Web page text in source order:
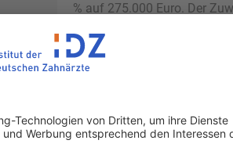
% auf 275.000 Euro. Der
Wert („Goodwill“)
damit um 30 % über dem
- Das zahnärztliche
Bundesländern wurde wie
zu den ärztlichen
übertroffen.